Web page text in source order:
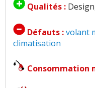
Qualités :
Défauts :volant
climatisation
Consommation